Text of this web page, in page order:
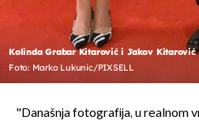
Kolinda Grabar Kitarović i Jakov Kitarović
Foto: Marko Lukunic/PIXSELL
"Današnja fotografija, u realnom